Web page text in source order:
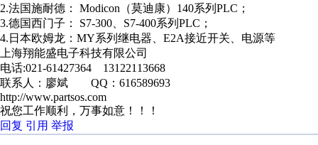
2.法国施耐德： Modicon（莫迪康）140系列PLC；
3.德国西门子： S7-300、S7-400系列PLC；
4.日本欧姆龙：MY系列继电器、E2A接近开关、电源等
上海翔能盛电子科技有限公司
电话:021-61427364 13122113668
联系人：廖斌 QQ：616589693
http://www.partsos.com
祝您工作顺利，万事如意！！！
回复 引用 举报